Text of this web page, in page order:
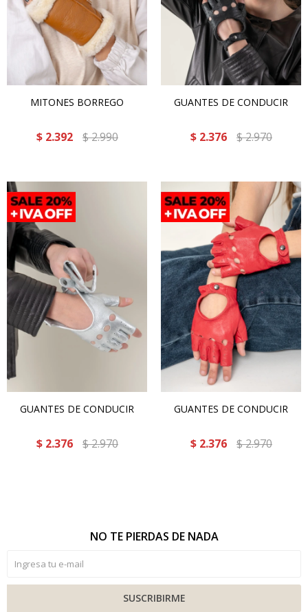
MITONES BORREGO
$ 2.392 $2.990
GUANTES DE CONDUCIR
$ 2.376 $2.970
GUANTES DE CONDUCIR
$ 2.376 $2.970
GUANTES DE CONDUCIR
$ 2.376 $2.970
NO TE PIERDAS DE NADA
SUSCRIBIRME